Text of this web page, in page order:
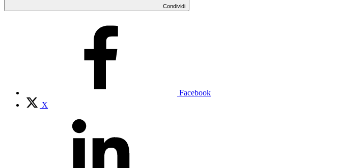
Condividi
Facebook
X